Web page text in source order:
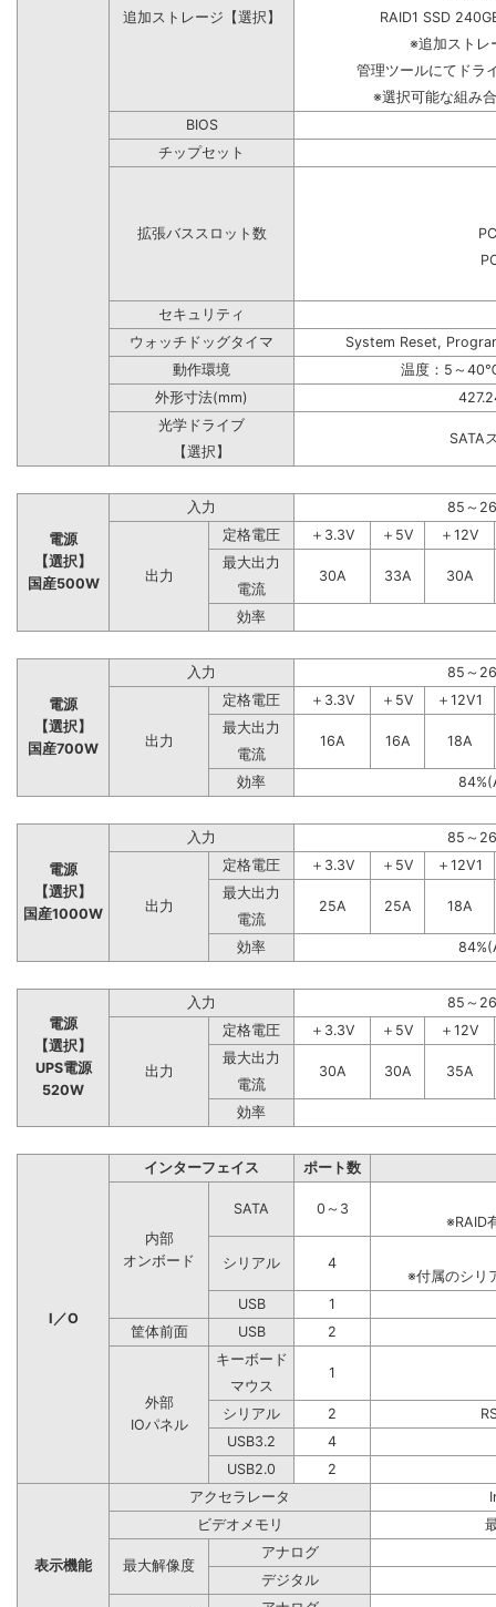
追加ストレージ【選択】
RAID1 SSD
※追加ストレ
管理ツールにてドラ
※選択可能な組み
BIOS
チップセット
拡張バススロット数
セキュリティ
ウォッチドッグタイマ
System Reset,
動作環境
温度：5～
外形寸法(mm)
光学ドライブ
SATA
【選択】
電源
【選択】
国産500W
入力 85～
出力
定格電圧 ＋3.3V ＋5V
＋12V
最大出力
30A
33A
30A
電流
効率
電源
【選択】
国産700W
入力 85～
出力
定格電圧 ＋3.3V ＋5V
＋12V1
最大出力
16A
16A
18A
電流
効率
電源
【選択】
国産1000W
入力 85～
出力
定格電圧 ＋3.3V ＋5V
＋12V1
最大出力
25A
25A
18A
電流
効率
電源
【選択】
UPS電源
520W
入力 85～
出力
定格電圧 ＋3.3V ＋5V
＋12V
最大出力
30A
30A
35A
電流
効率
I／O
インターフェイス ポート数
内部
オンボード
SATA
0～3
※RAID
シリアル
4
※付属のシリ
USB
1
筐体前面
USB 2
外部
IOパネル
キーボード
1
マウス
シリアル
2
USB3.2
4
USB2.0
2
表示機能
アクセラレータ
ビデオメモリ
最大解像度
アナログ
デジタル